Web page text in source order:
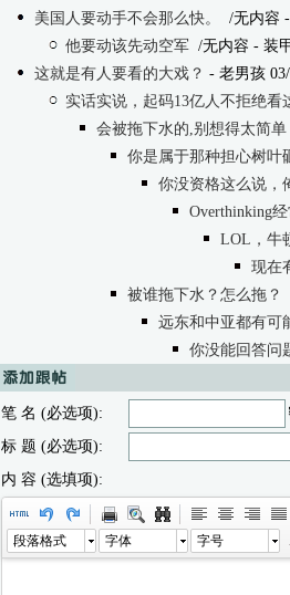
美国人要动手不会那么快。
/无内容
他要动该先动空军 /无内容 - 装
这就是有人要看的大戏？ - 老男孩
实话实说，起码13亿人不拒绝看
会被拖下水的,别想得太简单
你是属于那种担心树叶
你没资格这么说，
Overthinking
LOL，牛
现在
被谁拖下水？怎么拖？
远东和中亚都有可
你没能回答问
笔 名 (必选项):
标 题 (必选项):
内 容 (选填项):
段落格式 字体 字号